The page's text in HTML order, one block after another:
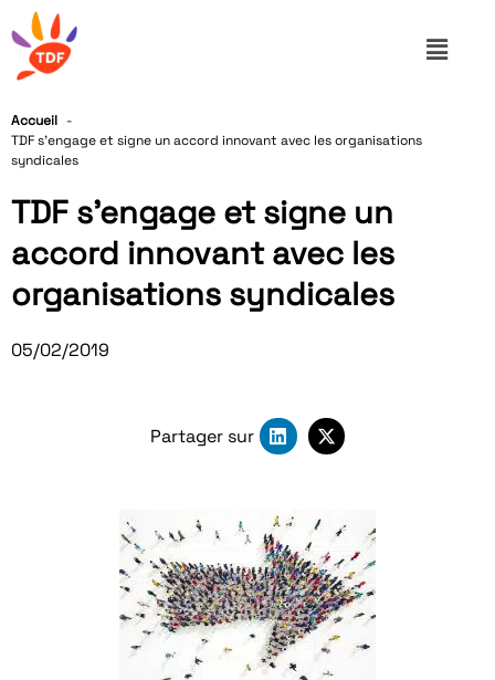
Accueil
TDF s’engage et signe un accord innovant avec les organisations
syndicales
TDF s’engage et signe un
accord innovant avec les
organisations syndicales
05/02/2019
Partager sur